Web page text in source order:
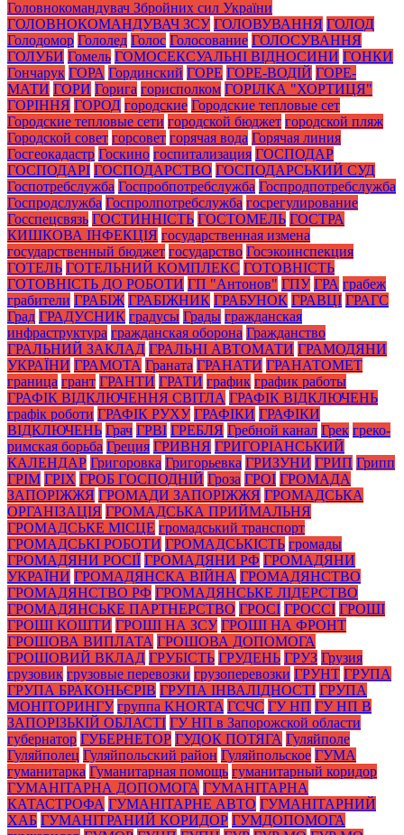
Головнокомандувач Збройних сил України
ГОЛОВНОКОМАНДУВАЧ ЗСУ ГОЛОВУВАННЯ ГОЛОД
Голодомор Гололед Голос Голосование ГОЛОСУВАННЯ
ГОЛУБИ Гомель ГОМОСЕКСУАЛЬНІ ВІДНОСИНИ ГОНКИ
Гончарук ГОРА Гординский ГОРЕ ГОРЕ-ВОДІЙ ГОРЕ-
МАТИ ГОРИ Горига горисполком ГОРІЛКА "ХОРТИЦЯ"
ГОРІННЯ ГОРОД городские Городские тепловые сет
Городские тепловые сети городской бюджет городской пляж
Городской совет горсовет горячая вода Горячая линия
Госгеокадастр Госкино госпитализация ГОСПОДАР
ГОСПОДАРІ ГОСПОДАРСТВО ГОСПОДАРСЬКИЙ СУД
Госпотребслужба Госпробпотребслужба Госпродпотребслужба
Госпродслужба Госпролпотребслужба госрегулирование
Госспецсвязь ГОСТИННІСТЬ ГОСТОМЕЛЬ ГОСТРА
КИШКОВА ІНФЕКЦІЯ государственная измена
государственный бюджет государство Госэкоинспекция
ГОТЕЛЬ ГОТЕЛЬНИЙ КОМПЛЕКС ГОТОВНІСТЬ
ГОТОВНІСТЬ ДО РОБОТИ ГП "Антонов" ГПУ ГРА грабеж
грабители ГРАБІЖ ГРАБІЖНИК ГРАБУНОК ГРАВЦІ ГРАГС
Град ГРАДУСНИК градусы Грады гражданская
инфраструктура гражданская оборона Гражданство
ГРАЛЬНИЙ ЗАКЛАД ГРАЛЬНІ АВТОМАТИ ГРАМОДЯНИ
УКРАЇНИ ГРАМОТА Граната ГРАНАТИ ГРАНАТОМЕТ
граница грант ГРАНТИ ГРАТИ график график работы
ГРАФІК ВІДКЛЮЧЕННЯ СВІТЛА ГРАФІК ВІДКЛЮЧЕНЬ
графік роботи ГРАФІК РУХУ ГРАФІКИ ГРАФІКИ
ВІДКЛЮЧЕНЬ Грач ГРВІ ГРЕБЛЯ Гребной канал Грек греко-
римская борьба Греция ГРИВНЯ ГРИГОРІАНСЬКИЙ
КАЛЕНДАР Григоровка Григорьевка ГРИЗУНИ ГРИП Грипп
ГРІМ ГРІХ ГРОБ ГОСПОДНІЙ Гроза ГРОІ ГРОМАДА
ЗАПОРІЖЖЯ ГРОМАДИ ЗАПОРІЖЖЯ ГРОМАДСЬКА
ОРГАНІЗАЦІЯ ГРОМАДСЬКА ПРИЙМАЛЬНЯ
ГРОМАДСЬКЕ МІСЦЕ громадський транспорт
ГРОМАДСЬКІ РОБОТИ ГРОМАДСЬКІСТЬ громады
ГРОМАДЯНИ РОСІЇ ГРОМАДЯНИ РФ ГРОМАДЯНИ
УКРАЇНИ ГРОМАДЯНСКА ВІЙНА ГРОМАДЯНСТВО
ГРОМАДЯНСТВО РФ ГРОМАДЯНСЬКЕ ЛІДЕРСТВО
ГРОМАДЯНСЬКЕ ПАРТНЕРСТВО ГРОСІ ГРОССІ ГРОШІ
ГРОШІ КОШТИ ГРОШІ НА ЗСУ ГРОШІ НА ФРОНТ
ГРОШОВА ВИПЛАТА ГРОШОВА ДОПОМОГА
ГРОШОВИЙ ВКЛАД ГРУБІСТЬ ГРУДЕНЬ ГРУЗ Грузия
грузовик грузовые перевозки грузоперевозки ГРУНТ ГРУПА
ГРУПА БРАКОНЬЄРІВ ГРУПА ІНВАЛІДНОСТІ ГРУПА
МОНІТОРИНГУ группа KHORTA ГСЧС ГУ НП ГУ НП В
ЗАПОРІЗЬКІЙ ОБЛАСТІ ГУ НП в Запорожской области
губернатор ГУБЕРНЕТОР ГУДОК ПОТЯГА Гуляйполе
Гуляйполец Гуляйпольский район Гуляйпольское ГУМА
гуманитарка Гуманитарная помощь гуманитарный коридор
ГУМАНІТАРНА ДОПОМОГА ГУМАНІТАРНА
КАТАСТРОФА ГУМАНІТАРНЕ АВТО ГУМАНІТАРНИЙ
ХАБ ГУМАНІТРАНИЙ КОРИДОР ГУМДОПОМОГА